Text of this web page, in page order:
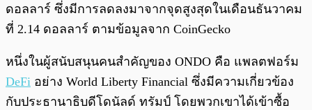
ดอลลาร์ ซึ่งมีการลดลงมาจากจุดสูงสุดในเดือนธันวาคม
ที่ 2.14 ดอลลาร์ ตามข้อมูลจาก CoinGecko
หนึ่งในผู้สนับสนุนคนสำคัญของ ONDO คือ แพลตฟอร์ม
DeFi อย่าง World Liberty Financial ซึ่งมีความเกี่ยวข้อง
กับประธานาธิบดีโดนัลด์ ทรัมป์ โดยพวกเขาได้เข้าซื้อ